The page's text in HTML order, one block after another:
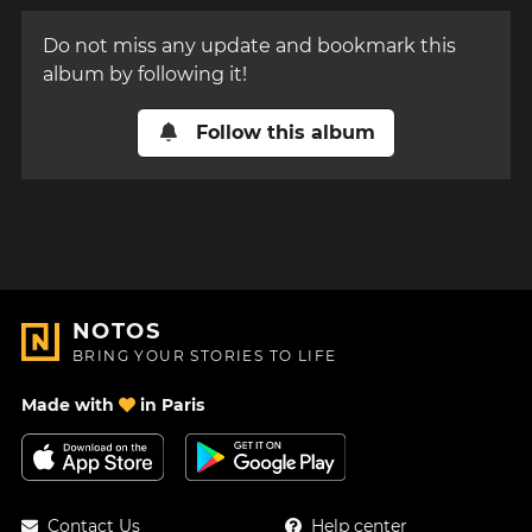
Do not miss any update and bookmark this
album by following it!
Follow this album
NOTOS
BRING YOUR STORIES TO LIFE
Made with in Paris
Contact Us Help center